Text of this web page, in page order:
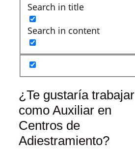
Search in title
Search in content
¿Te gustaría trabajar
como Auxiliar en
Centros de
Adiestramiento?